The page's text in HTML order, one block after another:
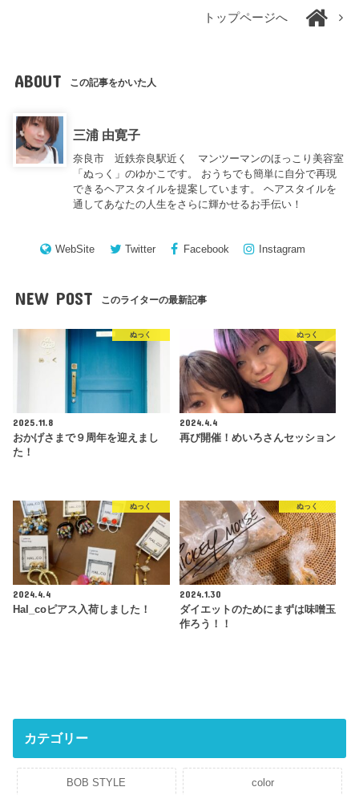
トップページへ
ABOUT この記事をかいた人
三浦 由寛子
奈良市 近鉄奈良駅近く マンツーマンのほっこり美容室
「ぬっく」のゆかこです。 おうちでも簡単に自分で再現
できるヘアスタイルを提案しています。 ヘアスタイルを
通してあなたの人生をさらに輝かせるお手伝い！
WebSite Twitter Facebook Instagram
NEW POST このライターの最新記事
ぬっく
2025.11.8
おかげさまで９周年を迎えまし
た！
ぬっく
2024.4.4
再び開催！めいろさんセッション
ぬっく
2024.4.4
Hal_coピアス入荷しました！
ぬっく
2024.1.30
ダイエットのためにまずは味噌玉
作ろう！！
カテゴリー
BOB STYLE color